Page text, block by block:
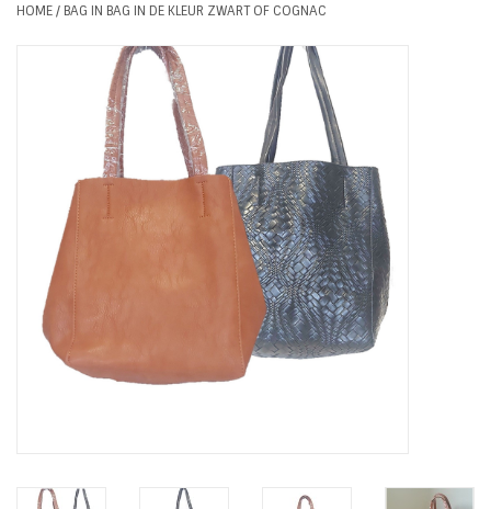
Tassen en meer
Haaraccesoires
Zonnebrillen
Fashion
ON THE BEACH
HOME/ BAG IN BAG IN DE KLEUR ZWART OF COGNAC